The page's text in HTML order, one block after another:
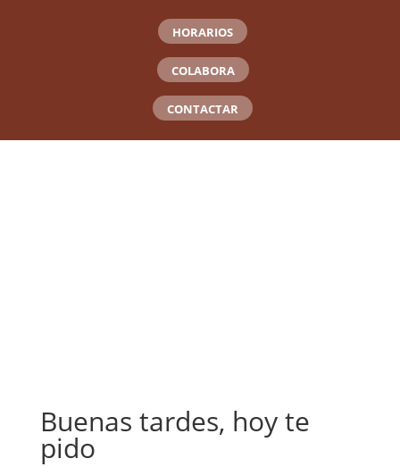
HORARIOS
COLABORA
CONTACTAR
Buenas tardes, hoy te
pido